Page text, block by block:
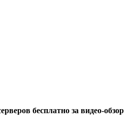
бесплатно за видео-обзор